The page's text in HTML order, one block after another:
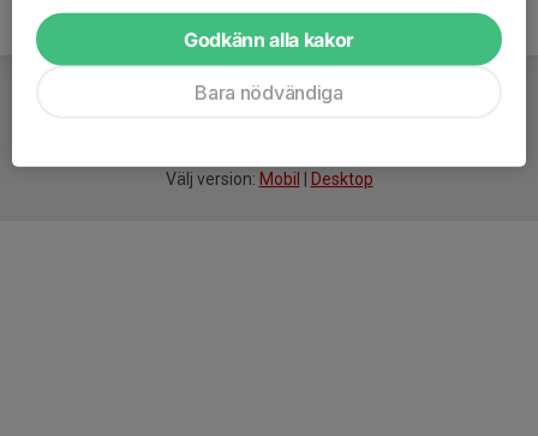
Välj version: Mobil Desktop
Godkänn alla kakor
Bara nödvändiga